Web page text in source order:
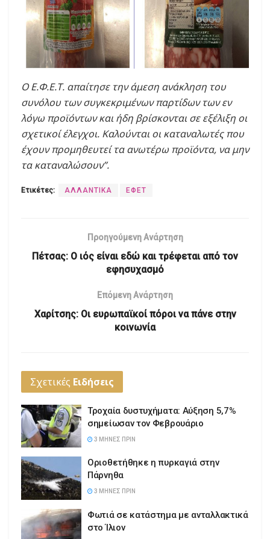
Ο Ε.Φ.Ε.Τ. απαίτησε την άμεση ανάκληση του
συνόλου των συγκεκριμένων παρτίδων των εν
λόγω προϊόντων και ήδη βρίσκονται σε εξέλιξη οι
σχετικοί έλεγχοι. Καλούνται οι καταναλωτές που
έχουν προμηθευτεί τα ανωτέρω προϊόντα, να μην
τα καταναλώσουν”.
Ετικέτες: ΑΛΛΑΝΤΙΚΑ ΕΦΕΤ
Προηγούμενη Ανάρτηση
Πέτσας: Ο ιός είναι εδώ και τρέφεται από τον
εφησυχασμό
Επόμενη Ανάρτηση
Χαρίτσης: Οι ευρωπαϊκοί πόροι να πάνε στην
κοινωνία
Σχετικές Ειδήσεις
Τροχαία δυστυχήματα: Αύξηση 5,7%
σημείωσαν τον Φεβρουάριο
3 ΜΉΝΕΣ ΠΡΙΝ
Οριοθετήθηκε η πυρκαγιά στην
Πάρνηθα
3 ΜΉΝΕΣ ΠΡΙΝ
Φωτιά σε κατάστημα με ανταλλακτικά
στο Ίλιον